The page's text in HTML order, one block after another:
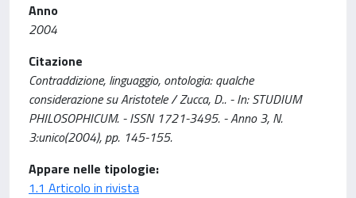
Anno
2004
Citazione
Contraddizione, linguaggio, ontologia: qualche
considerazione su Aristotele / Zucca, D.. - In: STUDIUM
PHILOSOPHICUM. - ISSN 1721-3495. - Anno 3, N.
3:unico(2004), pp. 145-155.
Appare nelle tipologie:
1.1 Articolo in rivista